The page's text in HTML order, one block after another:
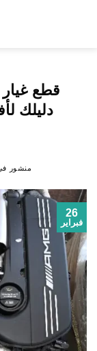
قطع
دليلك
منشور
26
فبراير